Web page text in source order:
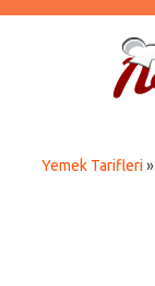
Yemek Tarifleri »